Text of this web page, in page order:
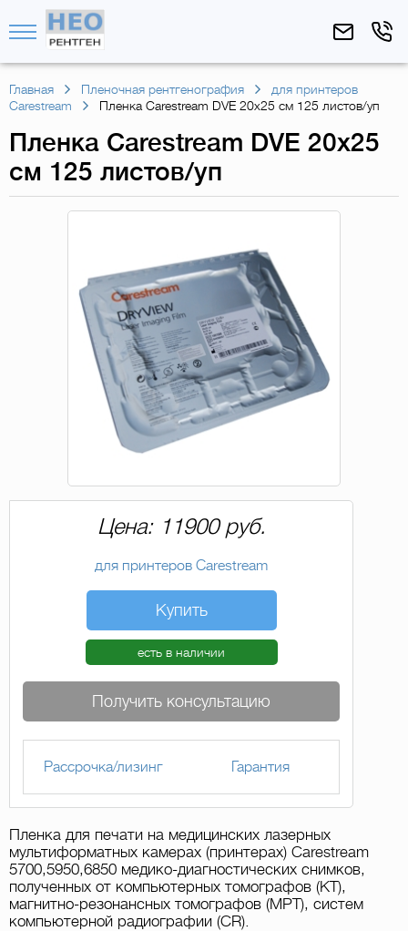
Главная Пленочная рентгенография
для принтеров
Carestream
Пленка Carestream DVE 20х25 см 125 листов/уп
Пленка Carestream DVE 20х25
см 125 листов/уп
Цена: 11900 руб.
для принтеров Carestream
Купить
есть в наличии
Получить консультацию
Рассрочка/лизинг Гарантия
Пленка для печати на медицинских лазерных
мультиформатных камерах (принтерах) Carestream
5700,5950,6850 медико-диагностических снимков,
полученных от компьютерных томографов (КТ),
магнитно-резонансных томографов (МРТ), систем
компьютерной радиографии (CR).